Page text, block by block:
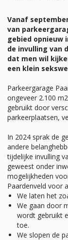
Vanaf
van
gebied opnieuw
de invulling van
dat men wil
een klein
Parkeergarage
ongeveer 2.100
gebruikt door
parkeerplaatsen,
In 2024 sprak de
andere
tijdelijke invulling
geweest onder
mogelijkheden
Paardenveld voor
We laten het
We gaan door
wordt gebruikt
toe.
We slopen de